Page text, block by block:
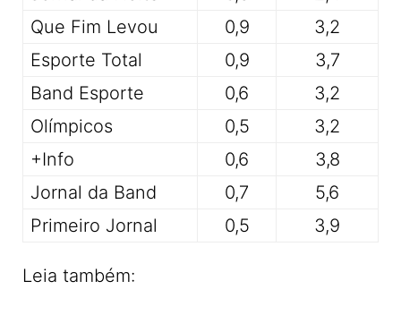
Que Fim Levou
0,9
3,2
Esporte Total
0,9
3,7
Band Esporte
0,6
3,2
Olímpicos
0,5
3,2
+Info
0,6
3,8
Jornal da Band
0,7
5,6
Primeiro Jornal
0,5 3,9
Leia também: